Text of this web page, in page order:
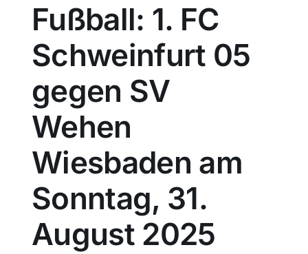
Politik
Wirtschaft
Sport
Panorama
Fußball: 1. FC
Schweinfurt 05
gegen SV
Wehen
Wiesbaden am
Sonntag, 31.
August 2025